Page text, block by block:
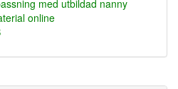
med utbildad nanny
online